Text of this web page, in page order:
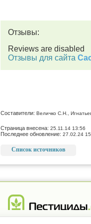
Отзывы:
Reviews are disabled
Отзывы для сайта
Составители: Величко С.Н.,
Страница внесена: 25.11.14 13:56
Последнее обновление: 27.02.24
Список источников